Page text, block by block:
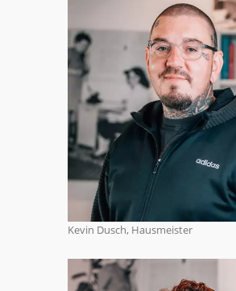
Kevin Dusch, Hausmeister